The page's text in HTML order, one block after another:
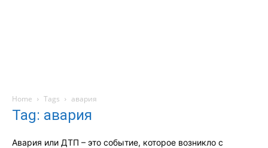
Home Tags авария
Tag: авария
Авария или ДТП – это событие, которое возникло с